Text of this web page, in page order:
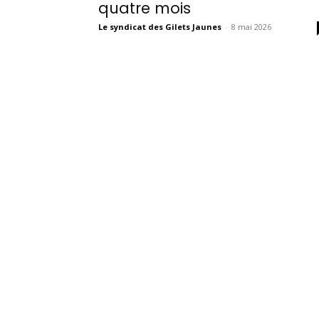
quatre mois
Le syndicat des Gilets Jaunes - 8 mai 2026